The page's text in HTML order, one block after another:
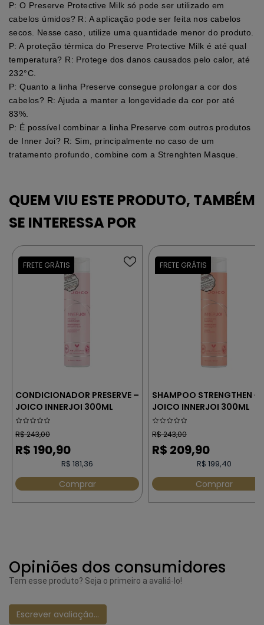
P: O Preserve Protective Milk só pode ser utilizado em
cabelos úmidos? R: A aplicação pode ser feita nos cabelos
secos. Nesse caso, utilize uma quantidade menor do produto.
P: A proteção térmica do Preserve Protective Milk é até qual
temperatura? R: Protege dos danos causados pelo calor, até
232°C.
P: Quanto a linha Preserve consegue prolongar a cor dos
cabelos? R: Ajuda a manter a longevidade da cor por até
83%.
P: É possível combinar a linha Preserve com outros produtos
de Inner Joi? R: Sim, principalmente no caso de um
tratamento profundo, combine com a Strenghten Masque.
CONDICIONADOR PRESERVE –
JOICO INNERJOI 300ML
R$243,00
R$ 190,90
R$ 181,36
Comprar
SHAMPOO STRENGTHEN –
JOICO INNERJOI 300ML
R$243,00
R$ 209,90
R$ 199,40
Comprar
Opiniões dos consumidores
Tem esse produto? Seja o primeiro a avaliá-lo!
Escrever avaliação...